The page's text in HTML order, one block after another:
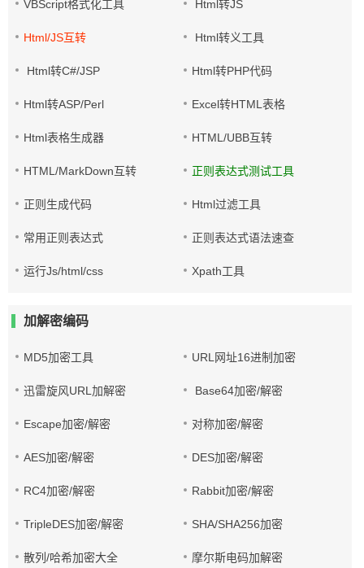
VBScript格式化工具 Html转JS
Html/JS互转 Html转义工具
Html转C#/JSP Html转PHP代码
Html转ASP/Perl Excel转HTML表格
Html表格生成器 HTML/UBB互转
HTML/MarkDown互转 正则表达式测试工具
正则生成代码 Html过滤工具
常用正则表达式 正则表达式语法速查
运行Js/html/css Xpath工具
加解密编码
MD5加密工具 URL网址16进制加密
迅雷旋风URL加解密 Base64加密/解密
Escape加密/解密 对称加密/解密
AES加密/解密 DES加密/解密
RC4加密/解密 Rabbit加密/解密
TripleDES加密/解密 SHA/SHA256加密
散列/哈希加密大全 摩尔斯电码加解密